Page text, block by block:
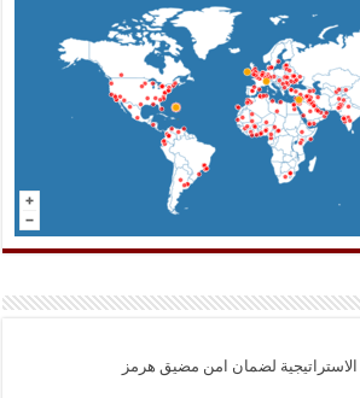
الاستراتيجية لضمان امن مضيق هرمز